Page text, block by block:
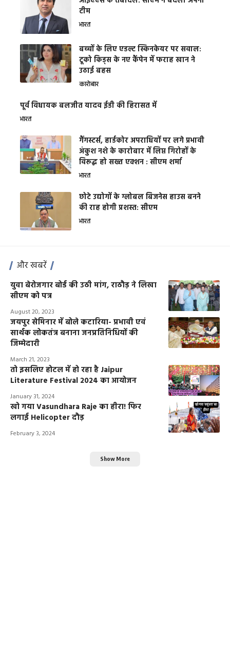
टीम
भारत
बच्चों के लिए एडल्ट स्किनकेयर पर सवाल:
टूको किड्स के नए कैंपेन में फराह खान ने
उठाई बहस
कारोबार
पूर्व विधायक बलजीत यादव ईडी की हिरासत में
भारत
गैंगस्टर्स, हार्डकोर अपराधियों पर लगे प्रभावी
अंकुश नशे के कारोबार में लिप्त गिरोहों के
विरूद्ध हो सख्त एक्शन : सीएम शर्मा
भारत
छोटे उद्योगों के ग्लोबल बिजनेस हाउस बनने
की राह होगी प्रशस्त: सीएम
भारत
और खबरें
युवा बेरोजगार बोर्ड की उठी मांग, राठौड़ ने लिखा
सीएम को पत्र
August 20, 2023
जयपुर सेमिनार में बोले कटारिया- प्रभावी एवं
सार्थक लोकतंत्र बनाना जनप्रतिनिधियों की
जिम्मेदारी
March 21, 2023
तो इसलिए होटल में हो रहा है Jaipur
Literature Festival 2024 का आयोजन
January 31, 2024
खो गया Vasundhara Raje का हीरा! फिर
लगाई Helicopter दौड़
February 3, 2024
Show More